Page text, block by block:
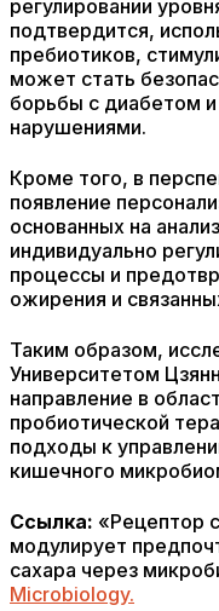
регулировании
подтвердится,
пребиотиков,
может стать
борьбы с диабетом
нарушениями.
Кроме того, в
появление
основанных на
индивидуально
процессы и
ожирения и
Таким образом,
Университетом
направление в
пробиотической
подходы к
кишечного
Ссылка: «Рецептор
модулирует
сахара через
Microbiology.